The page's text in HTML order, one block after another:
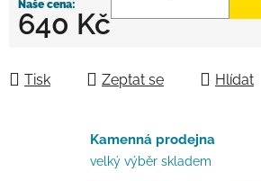
640 Kč
Tisk Zeptat se Hlídat
Kamenná prodejna
velký výběr skladem